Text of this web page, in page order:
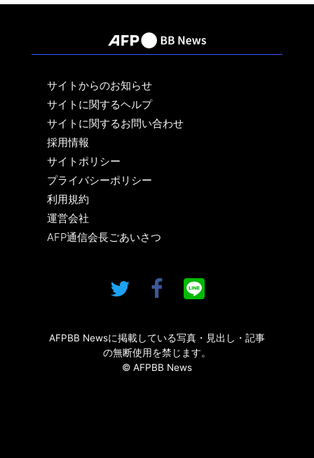
サイトからのお知らせ
サイトに関するヘルプ
サイトに関するお問い合わせ
採用情報
サイトポリシー
プライバシーポリシー
利用規約
運営会社
AFP通信会長ごあいさつ
AFPBB Newsに掲載している写真・見出し・記事
の無断使用を禁じます。
© AFPBB News